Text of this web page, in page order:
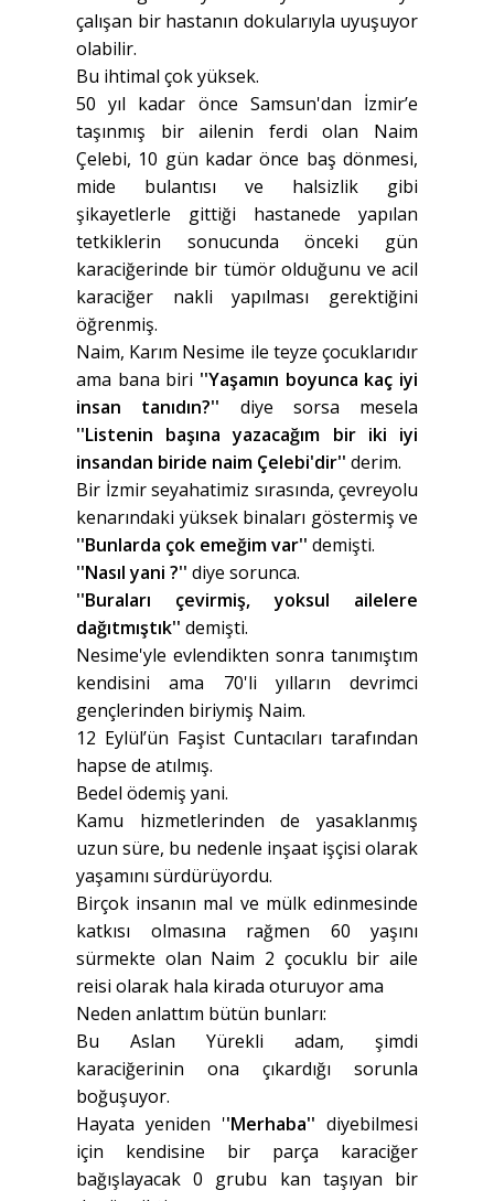
çalışan bir hastanın dokularıyla uyuşuyor
olabilir.
Bu ihtimal çok yüksek.
50 yıl kadar önce Samsun'dan İzmir’e
taşınmış bir ailenin ferdi olan Naim
Çelebi, 10 gün kadar önce baş dönmesi,
mide bulantısı ve halsizlik gibi
şikayetlerle gittiği hastanede yapılan
tetkiklerin sonucunda önceki gün
karaciğerinde bir tümör olduğunu ve acil
karaciğer nakli yapılması gerektiğini
öğrenmiş.
Naim, Karım Nesime ile teyze çocuklarıdır
ama bana biri ''Yaşamın boyunca kaç iyi
insan tanıdın?'' diye sorsa mesela
''Listenin başına yazacağım bir iki iyi
insandan biride naim Çelebi'dir'' derim.
Bir İzmir seyahatimiz sırasında, çevreyolu
kenarındaki yüksek binaları göstermiş ve
''Bunlarda çok emeğim var'' demişti.
''Nasıl yani ?'' diye sorunca.
''Buraları çevirmiş, yoksul ailelere
dağıtmıştık'' demişti.
Nesime'yle evlendikten sonra tanımıştım
kendisini ama 70'li yılların devrimci
gençlerinden biriymiş Naim.
12 Eylül’ün Faşist Cuntacıları tarafından
hapse de atılmış.
Bedel ödemiş yani.
Kamu hizmetlerinden de yasaklanmış
uzun süre, bu nedenle inşaat işçisi olarak
yaşamını sürdürüyordu.
Birçok insanın mal ve mülk edinmesinde
katkısı olmasına rağmen 60 yaşını
sürmekte olan Naim 2 çocuklu bir aile
reisi olarak hala kirada oturuyor ama
Neden anlattım bütün bunları:
Bu Aslan Yürekli adam, şimdi
karaciğerinin ona çıkardığı sorunla
boğuşuyor.
Hayata yeniden ''Merhaba'' diyebilmesi
için kendisine bir parça karaciğer
bağışlayacak 0 grubu kan taşıyan bir